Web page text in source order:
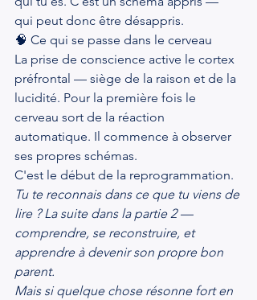
qui peut donc être désappris.
🧠 Ce qui se passe dans le cerveau
La prise de conscience active le cortex
préfrontal — siège de la raison et de la
lucidité. Pour la première fois le
cerveau sort de la réaction
automatique. Il commence à observer
ses propres schémas.
C'est le début de la reprogrammation.
Tu te reconnais dans ce que tu viens de
lire ? La suite dans la partie 2 —
comprendre, se reconstruire, et
apprendre à devenir son propre bon
parent.
Mais si quelque chose résonne fort en